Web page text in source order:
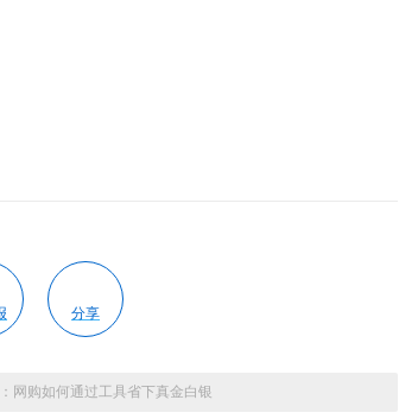
分享
网购如何通过工具省下真金白银